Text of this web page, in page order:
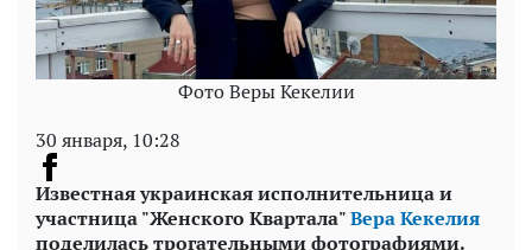
Фото Веры Кекелии
30 января, 10:28
Известная украинская исполнительница и
участница "Женского Квартала"Вера Кекелия
поделилась трогательными фотографиями.